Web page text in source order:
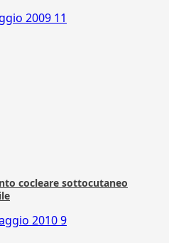
2009 11
cocleare sottocutaneo
20109